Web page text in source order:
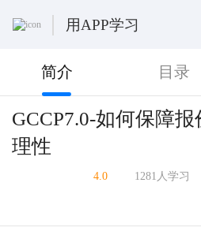
用APP学习
简介 目录
GCCP7.0-如何保障
理性
4.0 1281人学习